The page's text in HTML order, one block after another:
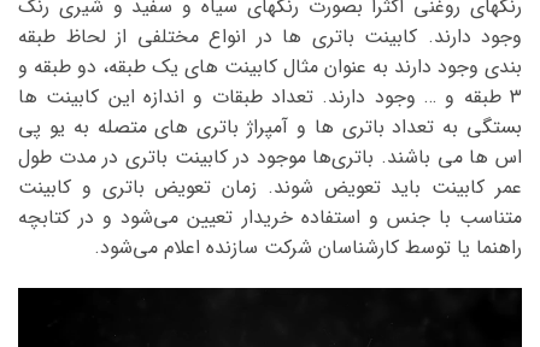
رنگهای روغنی اکثراً بصورت رنگهای سیاه و سفید و شیری رنگ
وجود دارند. کابینت باتری ها در انواع مختلفی از لحاظ طبقه
بندی وجود دارند به عنوان مثال کابینت های یک طبقه، دو طبقه و
۳ طبقه و … وجود دارند. تعداد طبقات و اندازه این کابینت ها
بستگی به تعداد باتری ها و آمپراژ باتری های متصله به یو پی
اس ها می باشند. باتری‌ها موجود در کابینت باتری در مدت طول
عمر کابینت باید تعویض شوند. زمان تعویض باتری و کابینت
متناسب با جنس و استفاده خریدار تعیین می‌شود و در کتابچه
راهنما یا توسط کارشناسان شرکت سازنده اعلام می‌شود.